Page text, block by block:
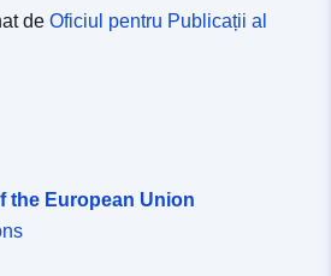
de Oficiul pentru Publicații al
the European Union